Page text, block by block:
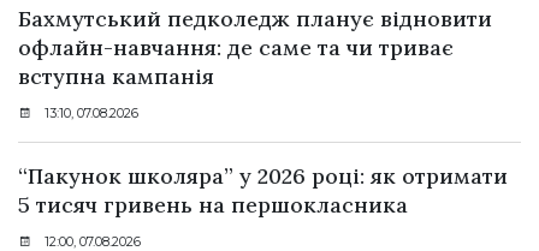
Бахмутський педколедж планує відновити
офлайн-навчання: де саме та чи триває
вступна кампанія
13:10, 07.08.2026
“Пакунок школяра” у 2026 році: як отримати
5 тисяч гривень на першокласника
12:00, 07.08.2026